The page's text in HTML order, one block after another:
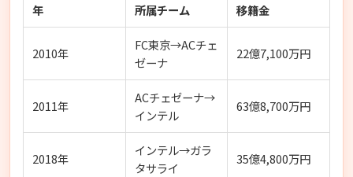
年 所属チーム 移籍金
2010年
FC東京→ACチェ
ゼーナ
22億7,100万円
2011年
ACチェゼーナ→
インテル
63億8,700万円
2018年
インテル→ガラ
タサライ
35億4,800万円